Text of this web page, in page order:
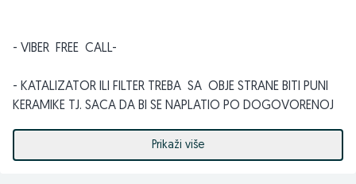
- VIBER FREE CALL-
- KATALIZATOR ILI FILTER TREBA SA OBJE STRANE BITI PUNI
KERAMIKE TJ. SACA DA BI SE NAPLATIO PO DOGOVORENOJ
IZGORIO TJ. ISTOPIO !!!
Prikaži više